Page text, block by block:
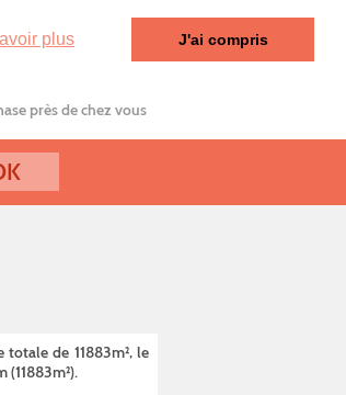
plus J'ai compris
près de chez vous
totale de 11883m², le